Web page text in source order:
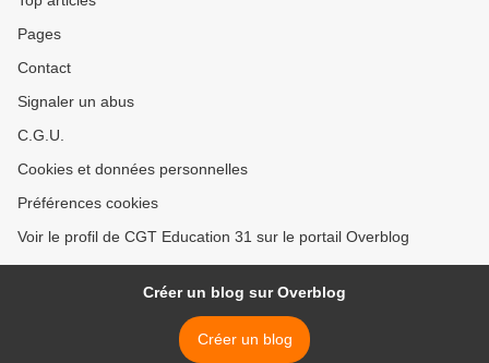
Pages
Contact
Signaler un abus
C.G.U.
Cookies et données personnelles
Préférences cookies
Voir le profil de CGT Education 31 sur le portail Overblog
Créer un blog sur Overblog
Créer un blog